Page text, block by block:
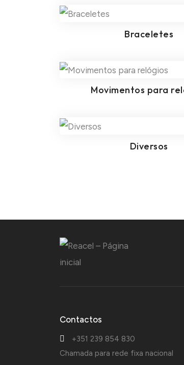
Braceletes
Movimentos para
Diversos
Contactos
+351 239 854 830
Chamada para rede fixa nacional